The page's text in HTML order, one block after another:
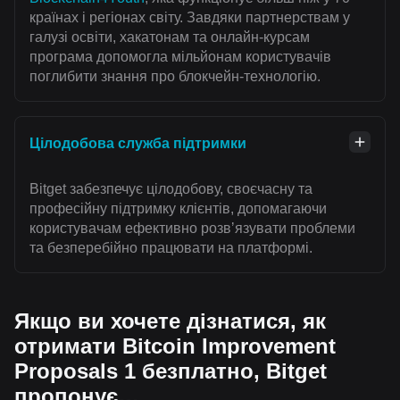
країнах і регіонах світу. Завдяки партнерствам у
галузі освіти, хакатонам та онлайн-курсам
програма допомогла мільйонам користувачів
поглибити знання про блокчейн-технологію.
Цілодобова служба підтримки
Bitget забезпечує цілодобову, своєчасну та
професійну підтримку клієнтів, допомагаючи
користувачам ефективно розвʼязувати проблеми
та безперебійно працювати на платформі.
Якщо ви хочете дізнатися, як
отримати Bitcoin Improvement
Proposals 1 безплатно, Bitget